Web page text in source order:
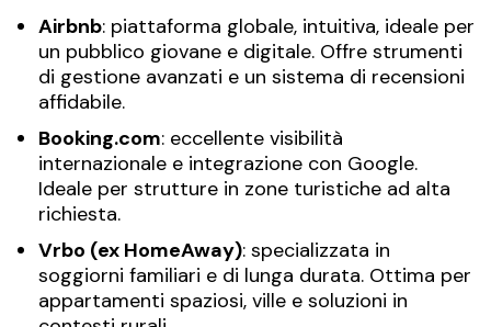
Airbnb: piattaforma globale, intuitiva, ideale per
un pubblico giovane e digitale. Offre strumenti
di gestione avanzati e un sistema di recensioni
affidabile.
Booking.com: eccellente visibilità
internazionale e integrazione con Google.
Ideale per strutture in zone turistiche ad alta
richiesta.
Vrbo (ex HomeAway): specializzata in
soggiorni familiari e di lunga durata. Ottima per
appartamenti spaziosi, ville e soluzioni in